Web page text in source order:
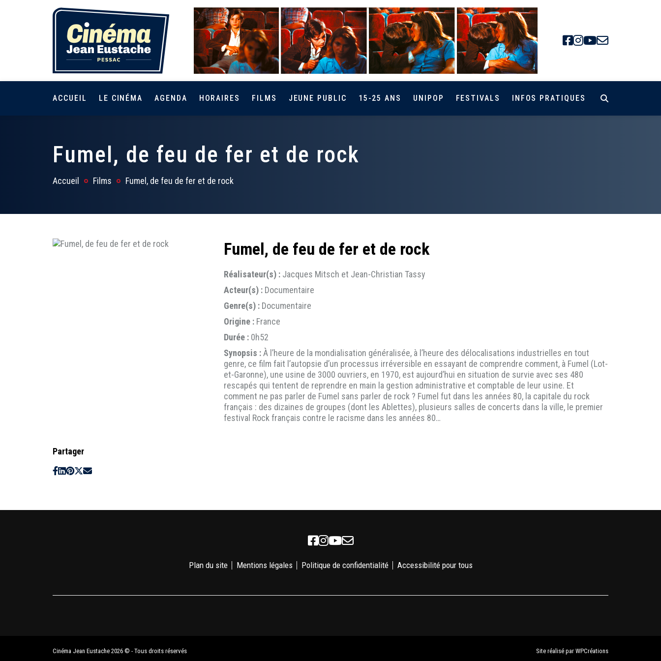
Facebook
Instagram
Youtube
ACCUEIL LE CINÉMA AGENDA HORAIRES FILMS JEUNE PUBLIC 15-25 ANS UNIPOP FESTIVALS INFOS PRATIQUES
Fumel, de feu de fer et de rock
Accueil Films Fumel, de feu de fer et de rock
Fumel, de feu de fer et de rock
Réalisateur(s) : Jacques Mitsch et Jean-Christian Tassy
Acteur(s) : Documentaire
Genre(s) : Documentaire
Origine : France
Durée : 0h52
Synopsis :À l’heure de la mondialisation généralisée, à l’heure des délocalisations industrielles en tout
genre, ce film fait l’autopsie d’un processus irréversible en essayant de comprendre comment, à Fumel (Lot-
et-Garonne), une usine de 3000 ouvriers, en 1970, est aujourd’hui en situation de survie avec ses 480
rescapés qui tentent de reprendre en main la gestion administrative et comptable de leur usine. Et
comment ne pas parler de Fumel sans parler de rock ? Fumel fut dans les années 80, la capitale du rock
français : des dizaines de groupes (dont les Ablettes), plusieurs salles de concerts dans la ville, le premier
festival Rock français contre le racisme dans les années 80…
Partager
Facebook
Instagram
Youtube
Newsletter
Plan du site Mentions légales Politique de confidentialité Accessibilité pour tous
Cinéma Jean Eustache 2026 © - Tous droits réservés Site réalisé par WPCréations